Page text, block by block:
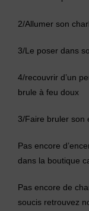
2/Allumer son
3/Le poser dans
4/recouvrir d’un
brule à feu doux
3/Faire bruler son
Pas encore
dans la boutique
Pas encore de
soucis retrouvez